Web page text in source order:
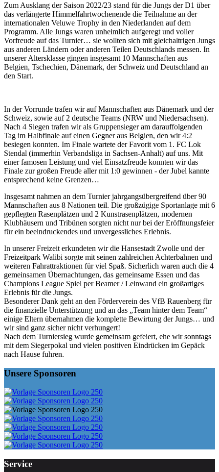
Zum Ausklang der Saison 2022/23 stand für die Jungs der D1 über
das verlängerte Himmelfahrtwochenende die Teilnahme an der
internationalen Veluwe Trophy in den Niederlanden auf dem
Programm. Alle Jungs waren unheimlich aufgeregt und voller
Vorfreude auf das Turnier… sie wollten sich mit gleichaltrigen Jungs
aus anderen Ländern oder anderen Teilen Deutschlands messen. In
unserer Altersklasse gingen insgesamt 10 Mannschaften aus
Belgien, Tschechien, Dänemark, der Schweiz und Deutschland an
den Start.
In der Vorrunde trafen wir auf Mannschaften aus Dänemark und der
Schweiz, sowie auf 2 deutsche Teams (NRW und Niedersachsen).
Nach 4 Siegen trafen wir als Gruppensieger am darauffolgenden
Tag im Halbfinale auf einen Gegner aus Belgien, den wir 4:2
besiegen konnten. Im Finale wartete der Favorit vom 1. FC Lok
Stendal (immerhin Verbandsliga in Sachsen-Anhalt) auf uns. Mit
einer famosen Leistung und viel Einsatzfreude konnten wir das
Finale zur großen Freude aller mit 1:0 gewinnen - der Jubel kannte
entsprechend keine Grenzen…
Insgesamt nahmen an dem Turnier jahrgangsübergreifend über 90
Mannschaften aus 8 Nationen teil. Die großzügige Sportanlage mit 6
gepflegten Rasenplätzen und 2 Kunstrasenplätzen, modernen
Klubhäusern und Tribünen sorgten nicht nur bei der Eröffnungsfeier
für ein beeindruckendes und unvergessliches Erlebnis.
In unserer Freizeit erkundeten wir die Hansestadt Zwolle und der
Freizeitpark Walibi sorgte mit seinen zahlreichen Achterbahnen und
weiteren Fahrattraktionen für viel Spaß. Sicherlich waren auch die 4
gemeinsamen Übernachtungen, das gemeinsame Essen und das
Champions League Spiel per Beamer / Leinwand ein großartiges
Erlebnis für die Jungs.
Besonderer Dank geht an den Förderverein des VfB Rauenberg für
die finanzielle Unterstützung und an das „Team hinter dem Team“ –
einige Eltern übernahmen die komplette Bewirtung der Jungs… und
wir sind ganz sicher nicht verhungert!
Nach dem Turniersieg wurde gemeinsam gefeiert, ehe wir sonntags
mit dem Siegerpokal und vielen positiven Eindrücken im Gepäck
nach Hause fuhren.
Unsere Sponsoren
Service